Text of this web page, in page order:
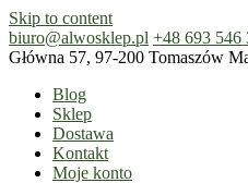
Skip to content
biuro@alwosklep.pl +48 693 546
Główna 57, 97-200 Tomaszów
Blog
Sklep
Dostawa
Kontakt
Moje konto